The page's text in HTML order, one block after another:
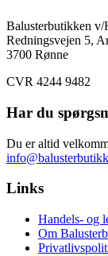
Balusterbutikken v/
Redningsvejen 5,
3700 Rønne
CVR 4244 9482
Har du
Du er altid
Links
Handels- og
Om